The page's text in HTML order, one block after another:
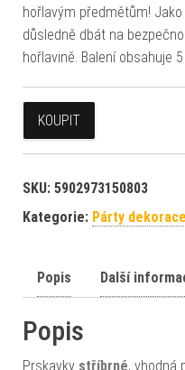
hořlavým předmětům!
důsledně dbát na
hořlavině. Balení obsahuje
KOUPIT
SKU: 5902973150803
Kategorie: Párty
Popis Další
Popis
Prskavky stříbrné, vhodná